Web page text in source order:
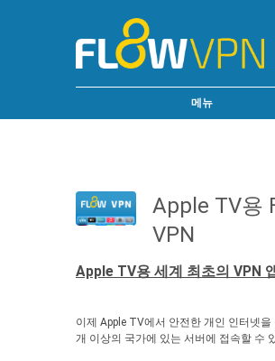
메뉴
Apple TV용
VPN
Apple TV용 세계 최초의 VPN
이제 Apple TV에서 안전한 개인 인터넷을
개 이상의 국가에 있는 서버에 접속할 수